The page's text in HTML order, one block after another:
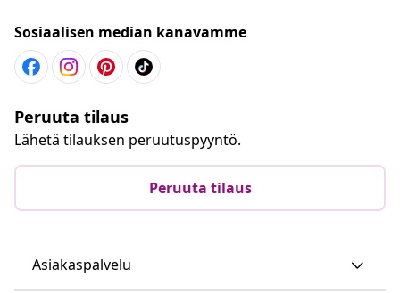
Sosiaalisen median kanavamme
Peruuta tilaus
Lähetä tilauksen peruutuspyyntö.
Peruuta tilaus
Asiakaspalvelu